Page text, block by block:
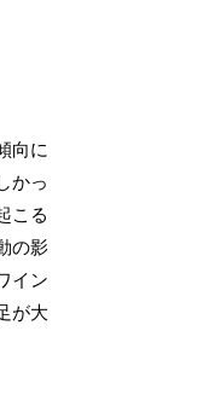
向に
かっ
こる
の影
イン
が大